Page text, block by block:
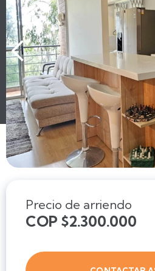
Precio de arriendo
COP $2.300.000